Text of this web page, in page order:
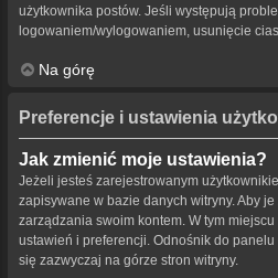
użytkownika postów. Jeśli występują
logowaniem/wylogowaniem, usunięcie
Na górę
Preferencje i ustawienia
Jak zmienić moje ustawienia?
Jeżeli jesteś zarejestrowanym
zapisywane w bazie danych witryny. Aby
zarządzania swoim kontem. W tym
ustawień i preferencji. Odnośnik do panelu
się zazwyczaj na górze stron witryny.